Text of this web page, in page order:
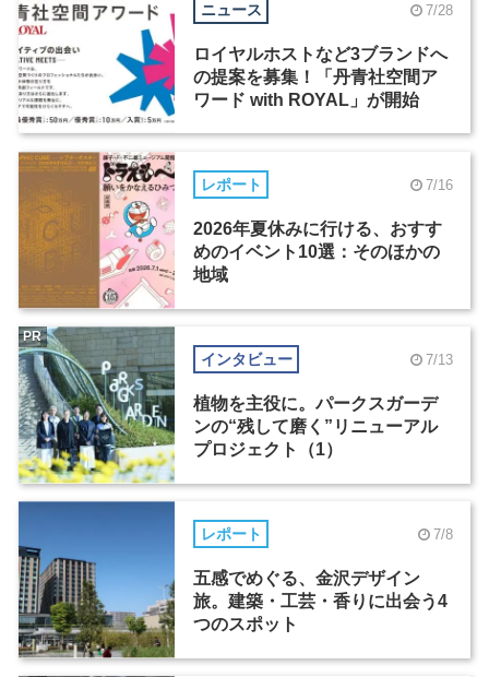
ニュース 7/28
ロイヤルホストなど3ブランドへ
の提案を募集！「丹青社空間ア
ワード with ROYAL」が開始
レポート 7/16
2026年夏休みに行ける、おすす
めのイベント10選：そのほかの
地域
インタビュー 7/13
植物を主役に。パークスガーデ
ンの“残して磨く”リニューアル
プロジェクト（1）
PR
レポート 7/8
五感でめぐる、金沢デザイン
旅。建築・工芸・香りに出会う4
つのスポット